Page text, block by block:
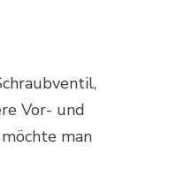
Vor- und
man